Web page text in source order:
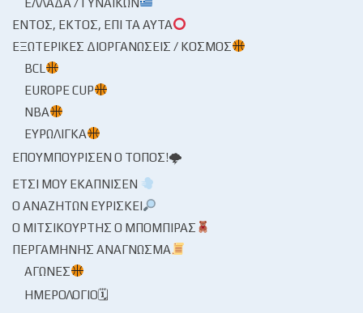
ΕΛΛΆΔΑ / ΓΥΝΑΙΚΏΝ
ΕΝΤΌΣ, ΕΚΤΌΣ, ΕΠΊ ΤΑ ΑΥΤΆ
ΕΞΩΤΕΡΙΚΈΣ ΔΙΟΡΓΑΝΏΣΕΙΣ / ΚΌΣΜΟΣ
BCL
EUROPE CUP
NBA
ΕΥΡΩΛΊΓΚΑ
ΕΠΟΥΜΠΟΎΡΙΣΕΝ Ο ΤΌΠΟΣ!🌩
ΈΤΣΙ ΜΟΥ ΕΚΆΠΝΙΣΕΝ
Ο ΑΝΑΖΗΤΏΝ ΕΥΡΊΣΚΕΙ
Ο ΜΙΤΣΙΚΟΥΡΤΉΣ Ο ΜΠΌΜΠΙΡΑΣ
ΠΕΡΓΑΜΗΝΉΣ ΑΝΆΓΝΩΣΜΑ
ΑΓΏΝΕΣ
ΗΜΕΡΟΛΌΓΙΟ🗓